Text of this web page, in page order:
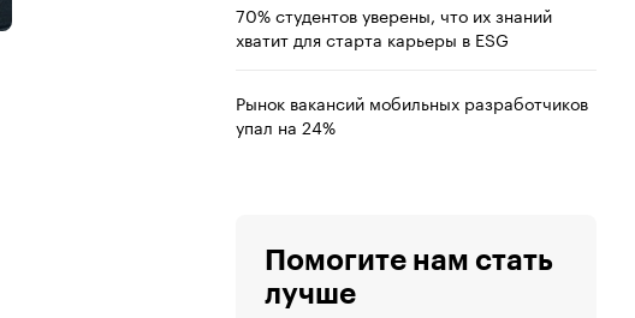
70% студентов уверены, что их знаний
хватит для старта карьеры в ESG
Рынок вакансий мобильных разработчиков
упал на 24%
Помогите нам стать
лучше